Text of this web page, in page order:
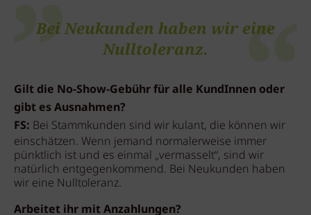
Bei Neukunden haben wir eine
Nulltoleranz.
Gilt die No-Show-Gebühr für alle KundInnen oder
gibt es Ausnahmen?
FS: Bei Stammkunden sind wir kulant, die können wir
einschätzen. Wenn jemand normalerweise immer
pünktlich ist und es einmal „vermasselt“, sind wir
natürlich entgegenkommend. Bei Neukunden haben
wir eine Nulltoleranz.
Arbeitet ihr mit Anzahlungen?